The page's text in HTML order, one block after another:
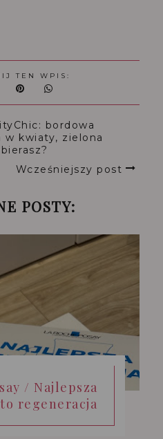
TEN WPIS:
bordowa
w kwiaty, zielona
Wcześniejszy post
POSTY:
/ Najlepsza
regeneracja